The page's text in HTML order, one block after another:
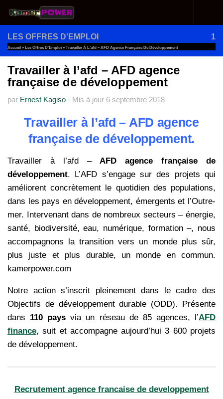
Au dessous du contenu
LES OFFRES D'EMPLOI 1
Accueil » Les Offres D'Emploi » Travailler À L’afd – AFD Agence Française De Développement
Travailler à l’afd – AFD agence
française de développement
par Ernest Kagiso · Mis à jour 6 septembre 2018
Travailler à l’afd – AFD agence
française de développement.
Travailler à l’afd – AFD agence française de
développement. L’AFD s’engage sur des projets qui
améliorent concrètement le quotidien des populations,
dans les pays en développement, émergents et l’Outre-
mer. Intervenant dans de nombreux secteurs – énergie,
santé, biodiversité, eau, numérique, formation –, nous
accompagnons la transition vers un monde plus sûr,
plus juste et plus durable, un monde en commun.
kamerpower.com
Notre action s’inscrit pleinement dans le cadre des
Objectifs de développement durable (ODD). Présente
dans 110 pays via un réseau de 85 agences, l’AFD
finance, suit et accompagne aujourd’hui 3 600 projets
de développement.
Recrutement agence francaise de developpement